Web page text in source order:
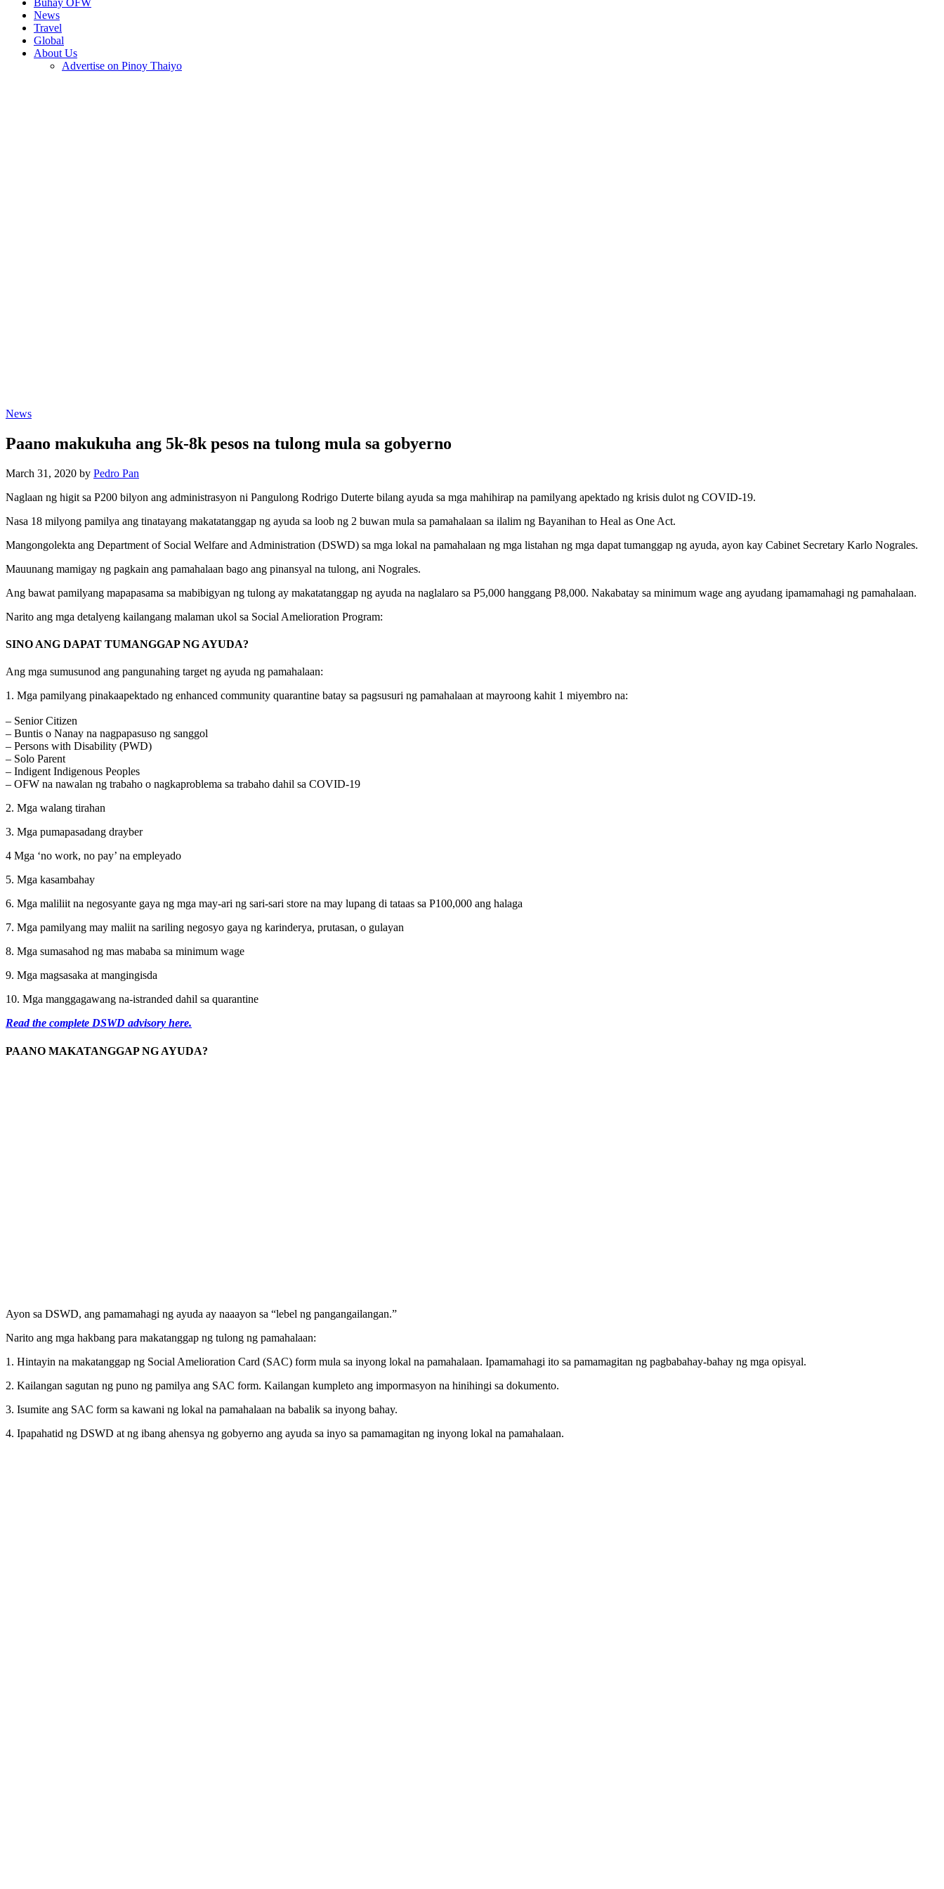
Buhay OFW
News
Travel
Global
About Us
Advertise on Pinoy Thaiyo
News
Paano makukuha ang 5k-8k pesos na tulong mula sa gobyerno
March 31, 2020 by Pedro Pan
Naglaan ng higit sa P200 bilyon ang administrasyon ni Pangulong Rodrigo Duterte bilang ayuda sa mga mahihirap na pamilyang apektado ng krisis dulot ng COVID-19.
Nasa 18 milyong pamilya ang tinatayang makatatanggap ng ayuda sa loob ng 2 buwan mula sa pamahalaan sa ilalim ng Bayanihan to Heal as One Act.
Mangongolekta ang Department of Social Welfare and Administration (DSWD) sa mga lokal na pamahalaan ng mga listahan ng mga dapat tumanggap ng ayuda, ayon kay Cabinet Secretary Karlo Nograles.
Mauunang mamigay ng pagkain ang pamahalaan bago ang pinansyal na tulong, ani Nograles.
Ang bawat pamilyang mapapasama sa mabibigyan ng tulong ay makatatanggap ng ayuda na naglalaro sa P5,000 hanggang P8,000. Nakabatay sa minimum wage ang ayudang ipamamahagi ng pamahalaan.
Narito ang mga detalyeng kailangang malaman ukol sa Social Amelioration Program:
SINO ANG DAPAT TUMANGGAP NG AYUDA?
Ang mga sumusunod ang pangunahing target ng ayuda ng pamahalaan:
1. Mga pamilyang pinakaapektado ng enhanced community quarantine batay sa pagsusuri ng pamahalaan at mayroong kahit 1 miyembro na:
– Senior Citizen
– Buntis o Nanay na nagpapasuso ng sanggol
– Persons with Disability (PWD)
– Solo Parent
– Indigent Indigenous Peoples
– OFW na nawalan ng trabaho o nagkaproblema sa trabaho dahil sa COVID-19
2. Mga walang tirahan
3. Mga pumapasadang drayber
4 Mga ‘no work, no pay’ na empleyado
5. Mga kasambahay
6. Mga maliliit na negosyante gaya ng mga may-ari ng sari-sari store na may lupang di tataas sa P100,000 ang halaga
7. Mga pamilyang may maliit na sariling negosyo gaya ng karinderya, prutasan, o gulayan
8. Mga sumasahod ng mas mababa sa minimum wage
9. Mga magsasaka at mangingisda
10. Mga manggagawang na-istranded dahil sa quarantine
Read the complete DSWD advisory here.
PAANO MAKATANGGAP NG AYUDA?
Ayon sa DSWD, ang pamamahagi ng ayuda ay naaayon sa “lebel ng pangangailangan.”
Narito ang mga hakbang para makatanggap ng tulong ng pamahalaan:
1. Hintayin na makatanggap ng Social Amelioration Card (SAC) form mula sa inyong lokal na pamahalaan. Ipamamahagi ito sa pamamagitan ng pagbabahay-bahay ng mga opisyal.
2. Kailangan sagutan ng puno ng pamilya ang SAC form. Kailangan kumpleto ang impormasyon na hinihingi sa dokumento.
3. Isumite ang SAC form sa kawani ng lokal na pamahalaan na babalik sa inyong bahay.
4. Ipapahatid ng DSWD at ng ibang ahensya ng gobyerno ang ayuda sa inyo sa pamamagitan ng inyong lokal na pamahalaan.